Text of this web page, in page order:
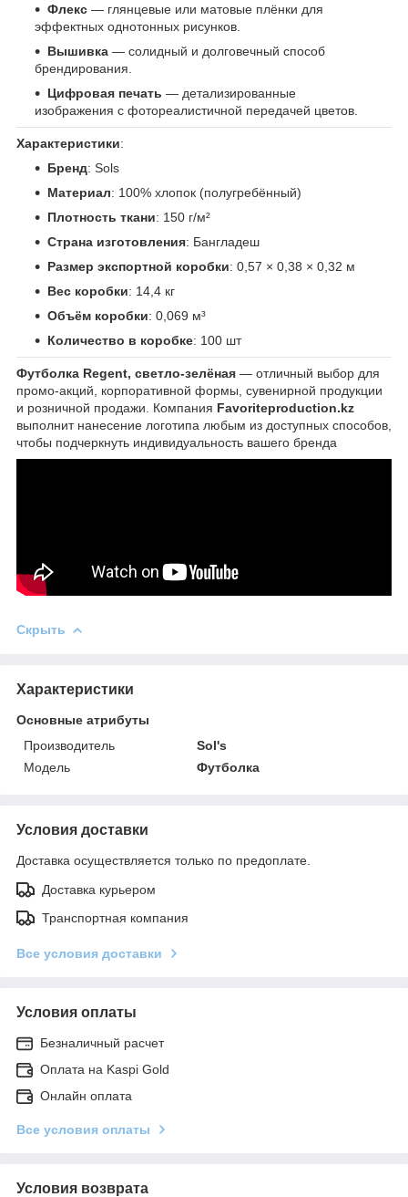
Флекс — глянцевые или матовые плёнки для
эффектных однотонных рисунков.
Вышивка — солидный и долговечный способ
брендирования.
Цифровая печать — детализированные
изображения с фотореалистичной передачей цветов.
Характеристики:
Бренд: Sols
Материал: 100% хлопок (полугребённый)
Плотность ткани: 150 г/м²
Страна изготовления: Бангладеш
Размер экспортной коробки: 0,57 × 0,38 × 0,32 м
Вес коробки: 14,4 кг
Объём коробки: 0,069 м³
Количество в коробке: 100 шт
Футболка Regent, светло-зелёная — отличный выбор для
промо-акций, корпоративной формы, сувенирной продукции
и розничной продажи. Компания Favoriteproduction.kz
выполнит нанесение логотипа любым из доступных способов,
чтобы подчеркнуть индивидуальность вашего бренда
Скрыть
Характеристики
Основные атрибуты
Производитель
Sol's
Мoдель
Футболка
Условия доставки
Доставка осуществляется только по предоплате.
Доставка курьером
Транспортная компания
Все условия доставки
Условия оплаты
Безналичный расчет
Оплата на Kaspi Gold
Онлайн оплата
Все условия оплаты
Условия возврата